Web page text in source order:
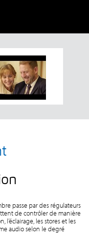
passe par des régulateurs
de contrôler de manière
l’éclairage, les stores et les
audio selon le degré